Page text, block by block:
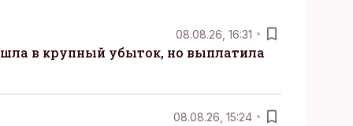
08.08.26, 16:31
в крупный убыток, но выплатила
08.08.26, 15:24